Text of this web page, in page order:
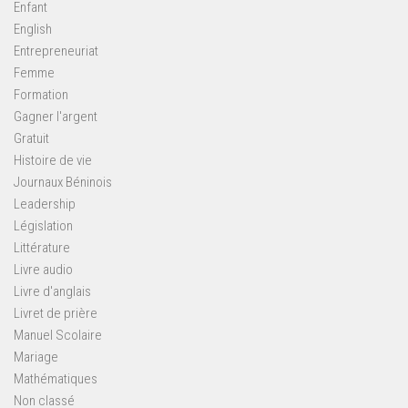
Enfant
English
Entrepreneuriat
Femme
Formation
Gagner l'argent
Gratuit
Histoire de vie
Journaux Béninois
Leadership
Législation
Littérature
Livre audio
Livre d'anglais
Livret de prière
Manuel Scolaire
Mariage
Mathématiques
Non classé